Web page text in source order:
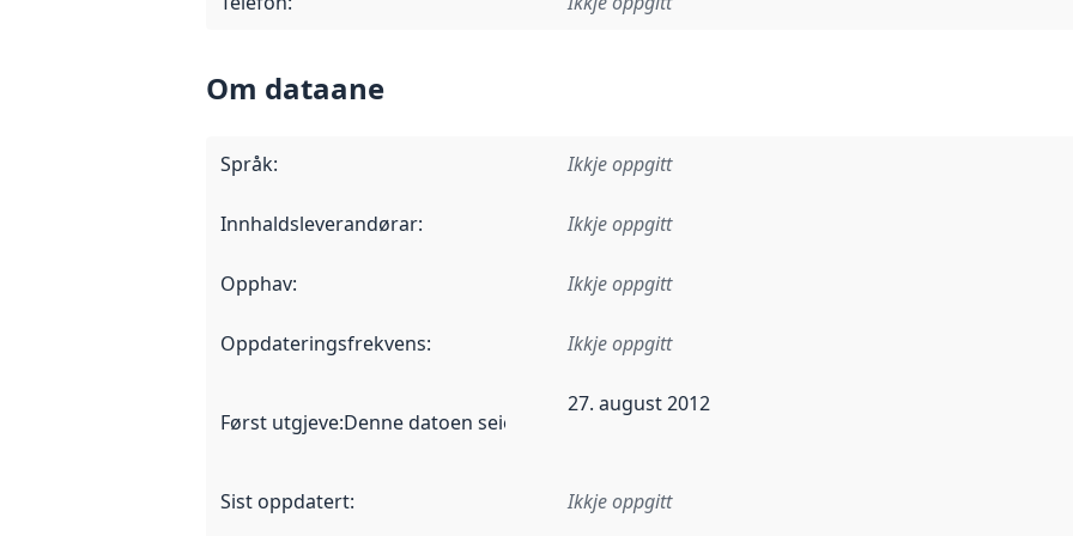
Om dataane
Språk: Ikkje oppgitt
Innhaldsleverandørar: Ikkje oppgitt
Opphav: Ikkje oppgitt
Oppdateringsfrekvens: Ikkje oppgitt
Først utgjeve:Denne datoen seier når dataa i dette datasettet først blei utgitt. Det kan ha
27. august 2012
Sist oppdatert: Ikkje oppgitt